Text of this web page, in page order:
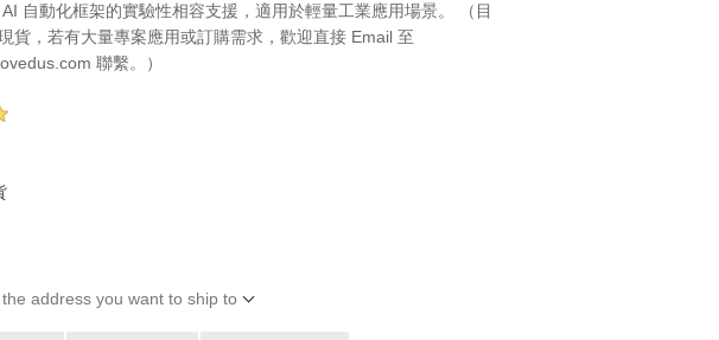
自動化框架的實驗性相容支援，適用於輕量工業應用場景。 （目
貨，若有大量專案應用或訂購需求，歡迎直接 Email 至
聯繫。）
address you want to ship to